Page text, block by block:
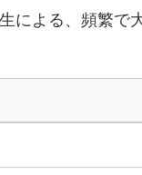
による、頻繁で